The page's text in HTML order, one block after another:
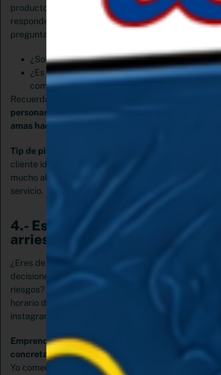
producto o servicio está listo? Lo sabrás si
responden satisfactoriamente a las siguientes
preguntas:
¿Soluciona algún problema?
¿Es tu producto lo suficientemente bueno
como para que las personas paguen por él?
Recuerda que
personas están dispuestas a pagar por lo que tú
amas hacer.
Tip de pinemprendedora:
cliente ideal y sus necesidades. Te ayudará
mucho al momento de crear tu producto o
servicio.
4.- Estas dispuesta a
arriesgarte e ir más allá
¿Eres de las que enfrentas las situaciones, tomas
decisiones o por el contrario te asustan los
riesgos? Emprender no se trata de dejar el
horario de 8 a 5, es mucho más que postear en
instagram o hacer cuantos lives o vídeos.
Emprender significa trabajar con enfoque para
concretar metas y aprender constantemente
Yo comencé como Community Manager, luego